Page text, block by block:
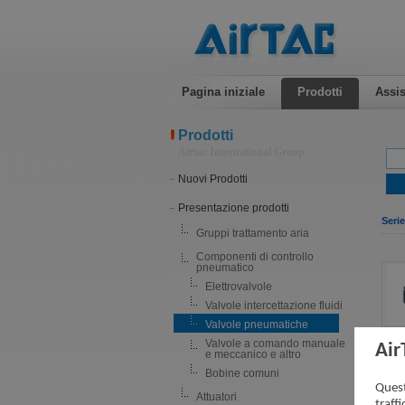
Pagina iniziale Prodotti
Prodotti
Nuovi Prodotti
Presentazione prodotti
Gruppi trattamento aria
Componenti di controllo
pneumatico
Elettrovalvole
Valvole intercettazione fluidi
Valvole pneumatiche
Valvole a comando manuale
e meccanico e altro
Bobine comuni
Attuatori